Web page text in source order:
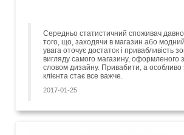
Середньо статистичний споживач
того, що, заходячи в магазин або модний
увага оточує достаток і привабливість
вигляду самого магазину, оформленого
словом дизайну. Привабити, а особливо
клієнта стає все важче.
2017-01-25